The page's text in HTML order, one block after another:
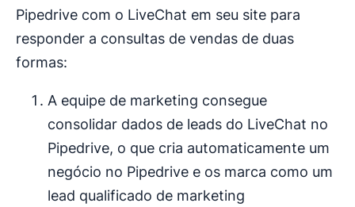
Pipedrive com o LiveChat em seu site para
responder a consultas de vendas de duas
formas:
A equipe de marketing consegue
consolidar dados de leads do LiveChat no
Pipedrive, o que cria automaticamente um
negócio no Pipedrive e os marca como um
lead qualificado de marketing